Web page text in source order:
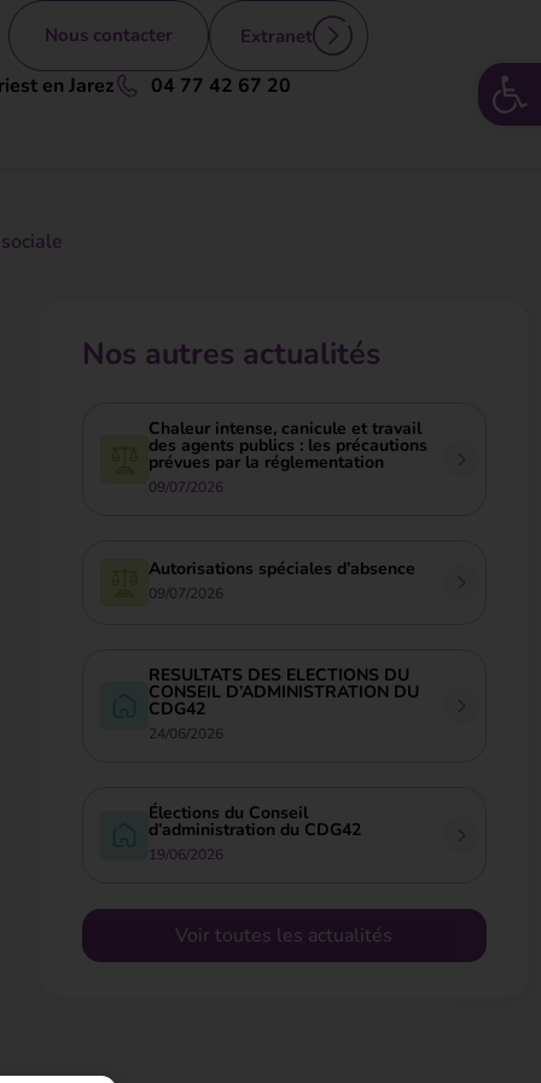
Nous contacter Extranet
en Jarez 04 77 42 67 20
Voir toutes les actualités
Nos autres actualités
Chaleur intense, canicule et travail
des agents publics : les précautions
prévues par la réglementation
09/07/2026
Autorisations spéciales d’absence
09/07/2026
RESULTATS DES ELECTIONS DU
CONSEIL D’ADMINISTRATION DU
CDG42
24/06/2026
Élections du Conseil
d’administration du CDG42
19/06/2026